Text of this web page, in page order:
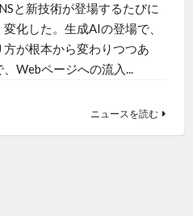
と新技術が登場するたびに
化した。生成AIの登場で、
が根本から変わりつつあ
Webページへの流入...
ニュースを読む